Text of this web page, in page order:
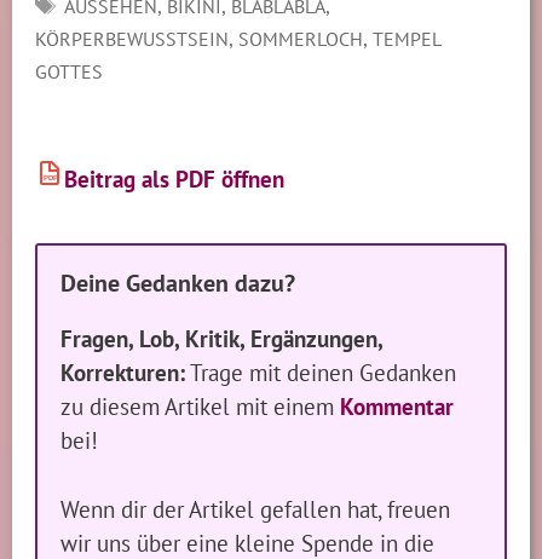
AUSSEHEN BIKINI BLABLABLA
KÖRPERBEWUSSTSEIN, SOMMERLOCH,TEMPEL
GOTTES
PDF Beitrag als PDF öffnen
Deine Gedanken dazu?
Fragen, Lob, Kritik, Ergänzungen,
Korrekturen:Trage mit deinen Gedanken
zu diesem Artikel mit einem Kommentar
bei!
Wenn dir der Artikel gefallen hat, freuen
wir uns über eine kleine Spende in die